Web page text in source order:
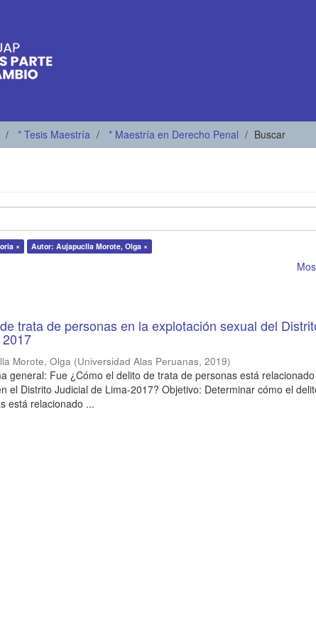
* Tesis Maestría * Maestría en Derecho Penal Buscar
× Autor: Aujapuclla Morote, Olga ×
trata de personas en la explotación sexual del
Morote, Olga (Universidad Alas Peruanas,2019)
general: Fue ¿Cómo el delito de trata de personas está
el Distrito Judicial de Lima-2017? Objetivo: Determinar cómo el
está relacionado ...